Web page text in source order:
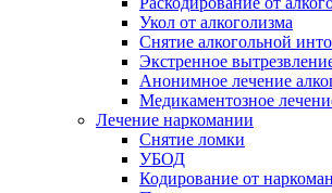
Укол от алкоголизма
Снятие алкогольной
Экстренное
Анонимное лечение
Медикаментозное
Лечение наркомании
Снятие ломки
УБОД
Кодирование от